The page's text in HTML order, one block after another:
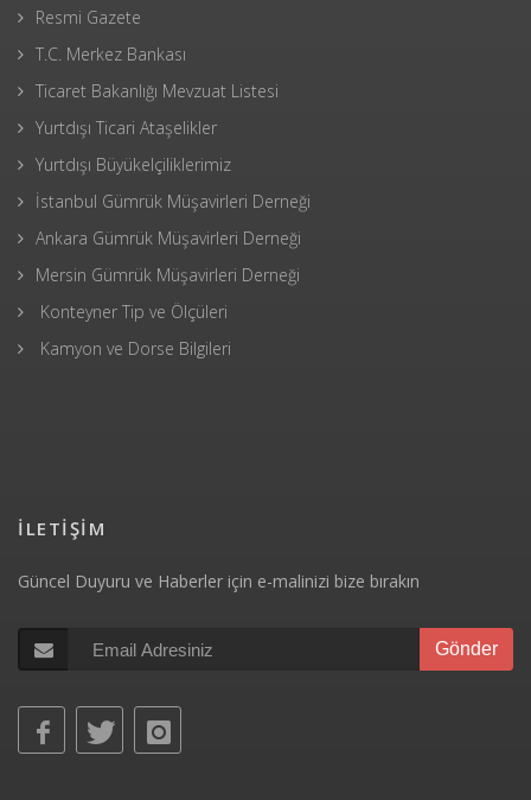
Resmi Gazete
T.C. Merkez Bankası
Ticaret Bakanlığı Mevzuat Listesi
Yurtdışı Ticari Ataşelikler
Yurtdışı Büyükelçiliklerimiz
İstanbul Gümrük Müşavirleri Derneği
Ankara Gümrük Müşavirleri Derneği
Mersin Gümrük Müşavirleri Derneği
Konteyner Tip ve Ölçüleri
Kamyon ve Dorse Bilgileri
İLETİŞİM
Güncel Duyuru ve Haberler için e-malinizi bize bırakın
Gönder